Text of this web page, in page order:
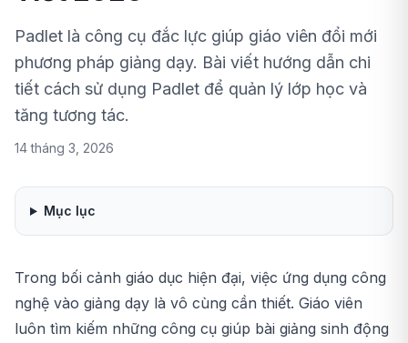
Padlet là công cụ đắc lực giúp giáo viên đổi mới
phương pháp giảng dạy. Bài viết hướng dẫn chi
tiết cách sử dụng Padlet để quản lý lớp học và
tăng tương tác.
14 tháng 3, 2026
Mục lục
Trong bối cảnh giáo dục hiện đại, việc ứng dụng công
nghệ vào giảng dạy là vô cùng cần thiết. Giáo viên
luôn tìm kiếm những công cụ giúp bài giảng sinh động